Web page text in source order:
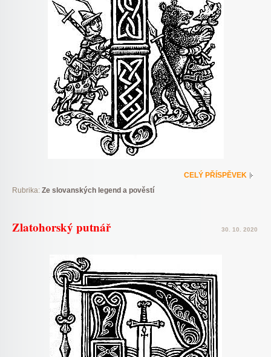
CELÝ PŘÍSPĚVEK
Rubrika: Ze slovanských legend a pověstí
Zlatohorský putnář 30. 10. 2020